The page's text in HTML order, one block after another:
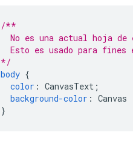
/**
No es una actual hoja de
Esto es usado para fines
*/
body {
color : CanvasText ;
background-color : Canvas
}